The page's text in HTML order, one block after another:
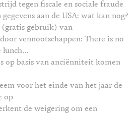
tegen fiscale en sociale fraude
aan de USA: wat kan nog?
(gratis gebruik) van
vennootschappen: There is no
lunch...
op basis van anciënniteit komen
voor het einde van het jaar de
op
de weigering om een